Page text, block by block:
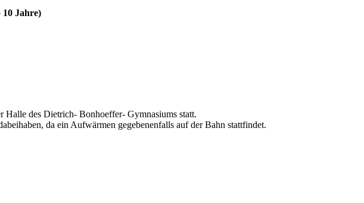
Jahre)
des Dietrich- Bonhoeffer- Gymnasiums statt.
da ein Aufwärmen gegebenenfalls auf der Bahn stattfindet.